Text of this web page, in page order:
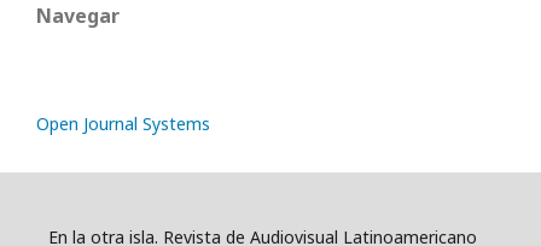
Navegar
Open Journal Systems
En la otra isla. Revista de Audiovisual Latinoamericano